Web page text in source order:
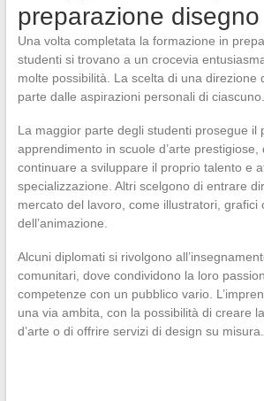
preparazione disegno
Una volta completata la formazione in
studenti si trovano a un crocevia
molte possibilità. La scelta di una direzione
parte dalle aspirazioni personali di ciascuno.
La maggior parte degli studenti prosegue il
apprendimento in scuole d’arte prestigiose,
continuare a sviluppare il proprio talento e
specializzazione. Altri scelgono di entrare
mercato del lavoro, come illustratori, grafici
dell’animazione.
Alcuni diplomati si rivolgono
comunitari, dove condividono la loro
competenze con un pubblico vario.
una via ambita, con la possibilità di creare
d’arte o di offrire servizi di design su misura.